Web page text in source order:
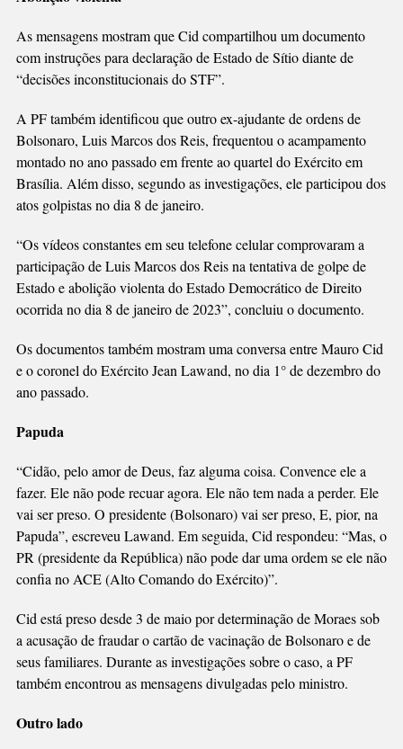
As mensagens mostram que Cid compartilhou um documento
com instruções para declaração de Estado de Sítio diante de
“decisões inconstitucionais do STF”.
A PF também identificou que outro ex-ajudante de ordens de
Bolsonaro, Luis Marcos dos Reis, frequentou o acampamento
montado no ano passado em frente ao quartel do Exército em
Brasília. Além disso, segundo as investigações, ele participou dos
atos golpistas no dia 8 de janeiro.
“Os vídeos constantes em seu telefone celular comprovaram a
participação de Luis Marcos dos Reis na tentativa de golpe de
Estado e abolição violenta do Estado Democrático de Direito
ocorrida no dia 8 de janeiro de 2023”, concluiu o documento.
Os documentos também mostram uma conversa entre Mauro Cid
e o coronel do Exército Jean Lawand, no dia 1° de dezembro do
ano passado.
Papuda
“Cidão, pelo amor de Deus, faz alguma coisa. Convence ele a
fazer. Ele não pode recuar agora. Ele não tem nada a perder. Ele
vai ser preso. O presidente (Bolsonaro) vai ser preso, E, pior, na
Papuda”, escreveu Lawand. Em seguida, Cid respondeu: “Mas, o
PR (presidente da República) não pode dar uma ordem se ele não
confia no ACE (Alto Comando do Exército)”.
Cid está preso desde 3 de maio por determinação de Moraes sob
a acusação de fraudar o cartão de vacinação de Bolsonaro e de
seus familiares. Durante as investigações sobre o caso, a PF
também encontrou as mensagens divulgadas pelo ministro.
Outro lado